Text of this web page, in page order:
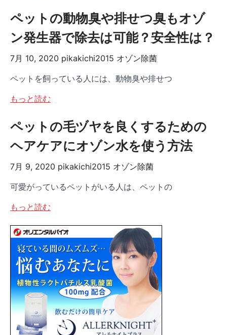
ペットの動物臭や排せつ臭もオゾ
ン発生器で除去は可能？安全性は？
7月 10, 2020 pikakichi2015 オゾン除菌
ペットを飼っている人には、動物臭や排せつ
もっと読む
ペットの毛ヅヤを良くするための
ヘアケアにオゾン水を使う方法
7月 9, 2020 pikakichi2015 オゾン除菌
可愛がっているペットがいる人は、ペットの
もっと読む